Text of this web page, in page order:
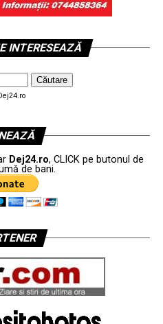
INTERESEAZĂ
Dej24.ro, CLICK pe butonul de
de bani.